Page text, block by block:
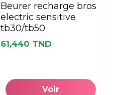
beurer recharge bros
electric sensitive
tb30/tb50
61,440 TND
Voir